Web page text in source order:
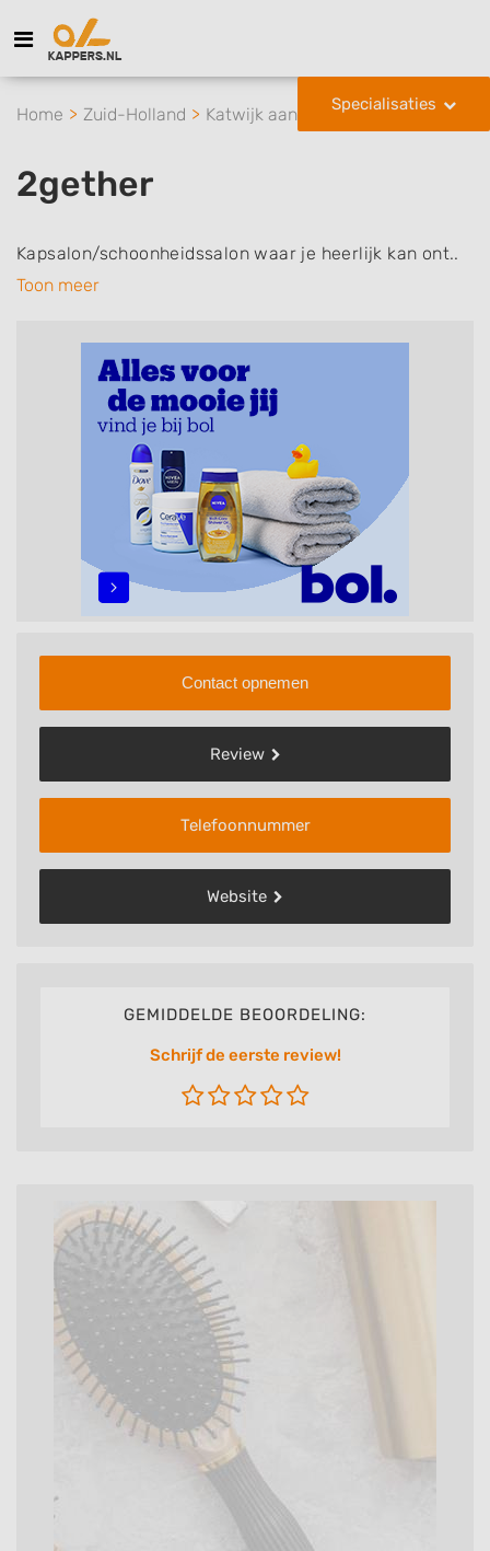
Specialisaties
Home Zuid-Holland Katwijk aan Zee 2gether
2gether
Kapsalon/schoonheidssalon waar je heerlijk kan ont..
Toon meer
Contact opnemen
Review
Telefoonnummer
Website
GEMIDDELDE BEOORDELING:
Schrijf de eerste review!